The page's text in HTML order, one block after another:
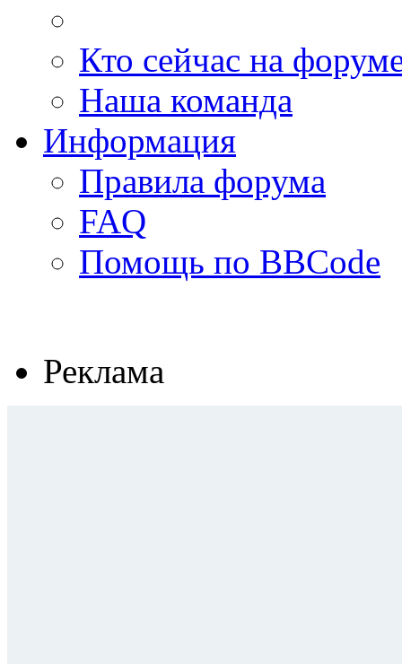
Кто сейчас на
Наша команда
Информация
Правила форума
FAQ
Помощь по BBCode
Реклама